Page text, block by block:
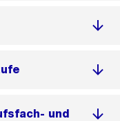
und